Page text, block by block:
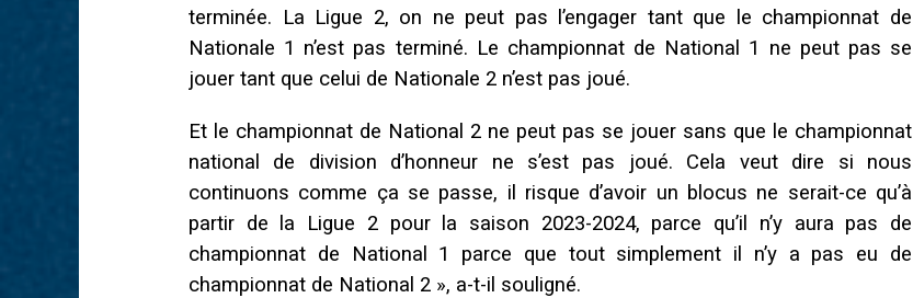
terminée. La Ligue 2, on ne peut pas l’engager tant que le championnat de
Nationale 1 n’est pas terminé. Le championnat de National 1 ne peut pas se
jouer tant que celui de Nationale 2 n’est pas joué.
Et le championnat de National 2 ne peut pas se jouer sans que le championnat
national de division d’honneur ne s’est pas joué. Cela veut dire si nous
continuons comme ça se passe, il risque d’avoir un blocus ne serait-ce qu’à
partir de la Ligue 2 pour la saison 2023-2024, parce qu’il n’y aura pas de
championnat de National 1 parce que tout simplement il n’y a pas eu de
championnat de National 2 », a-t-il souligné.